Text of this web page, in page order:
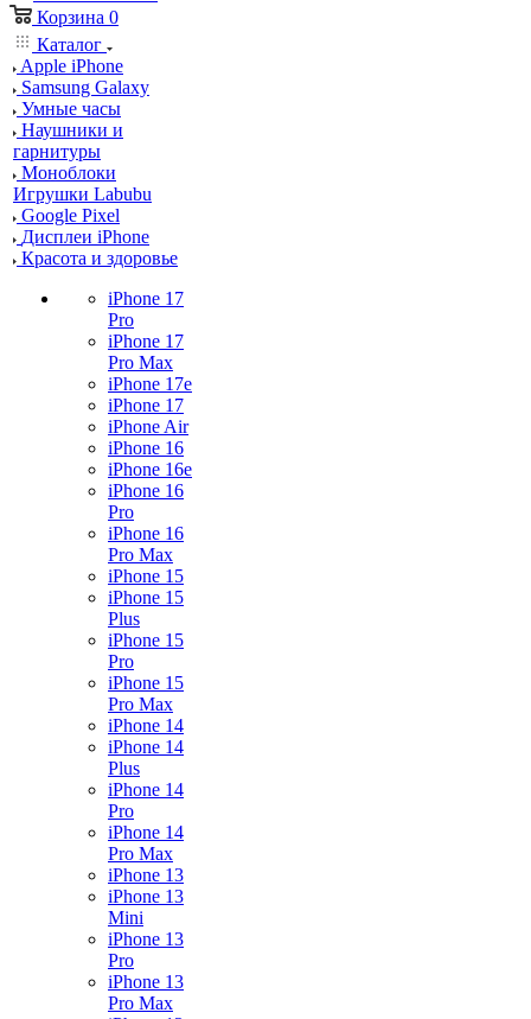
Корзина 0
Каталог
Apple iPhone
Samsung Galaxy
Умные часы
Наушники и
гарнитуры
Моноблоки
Игрушки Labubu
Google Pixel
Дисплеи iPhone
Красота и здоровье
iPhone 17
Pro
iPhone 17
Pro Max
iPhone 17e
iPhone 17
iPhone Air
iPhone 16
iPhone 16e
iPhone 16
Pro
iPhone 16
Pro Max
iPhone 15
iPhone 15
Plus
iPhone 15
Pro
iPhone 15
Pro Max
iPhone 14
iPhone 14
Plus
iPhone 14
Pro
iPhone 14
Pro Max
iPhone 13
iPhone 13
Mini
iPhone 13
Pro
iPhone 13
Pro Max